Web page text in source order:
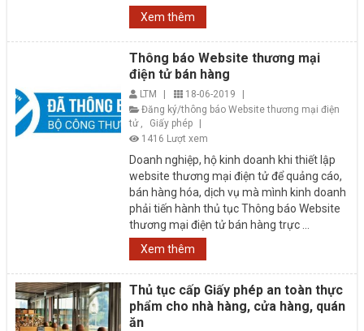
Xem thêm
Thông báo Website thương mại
điện tử bán hàng
LTM | 18-06-2019
|
Đăng ký/thông báo Website thương mại điện
tử
Giấy phép
|
1416 Lượt xem
Doanh nghiệp, hộ kinh doanh khi thiết lập
website thương mại điện tử để quảng cáo,
bán hàng hóa, dịch vụ mà mình kinh doanh
phải tiến hành thủ tục Thông báo Website
thương mại điện tử bán hàng trực ...
Xem thêm
Thủ tục cấp Giấy phép an toàn thực
phẩm cho nhà hàng, cửa hàng, quán
ăn